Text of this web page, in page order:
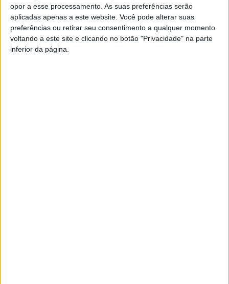
opor a esse processamento. As suas preferências serão
aplicadas apenas a este website. Você pode alterar suas
preferências ou retirar seu consentimento a qualquer momento
voltando a este site e clicando no botão "Privacidade" na parte
inferior da página.
Depois de em 2020 a feira se ter realizado apenas em
formato digital, devido à pandemia, regressa este ano no
seu formato tradicional e com um programa que inclui